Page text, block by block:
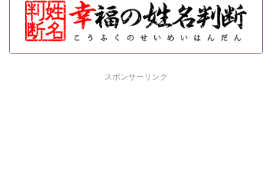
スポンサーリンク